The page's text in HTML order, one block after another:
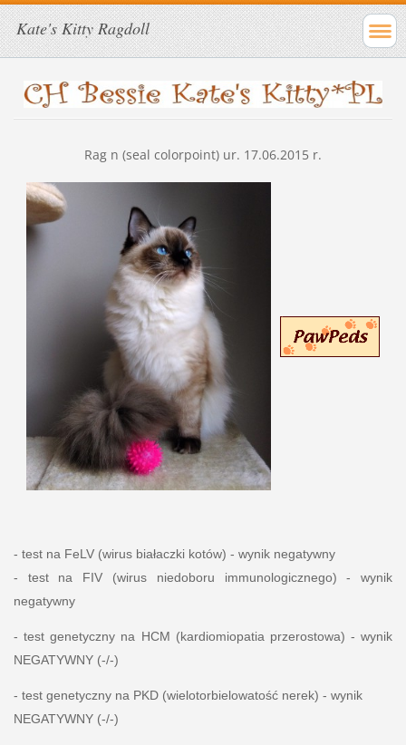
Kate's Kitty Ragdoll
Rag n (seal colorpoint) ur. 17.06.2015 r.
- test na FeLV (wirus białaczki kotów) - wynik negatywny
- test na FIV (wirus niedoboru immunologicznego) - wynik
negatywny
-test genetyczny na HCM (kardiomiopatia przerostowa) - wynik
NEGATYWNY (-/-)
- test genetyczny na PKD (wielotorbielowatość nerek) - wynik
NEGATYWNY (-/-)